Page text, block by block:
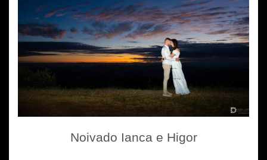
Noivado Ianca e Higor